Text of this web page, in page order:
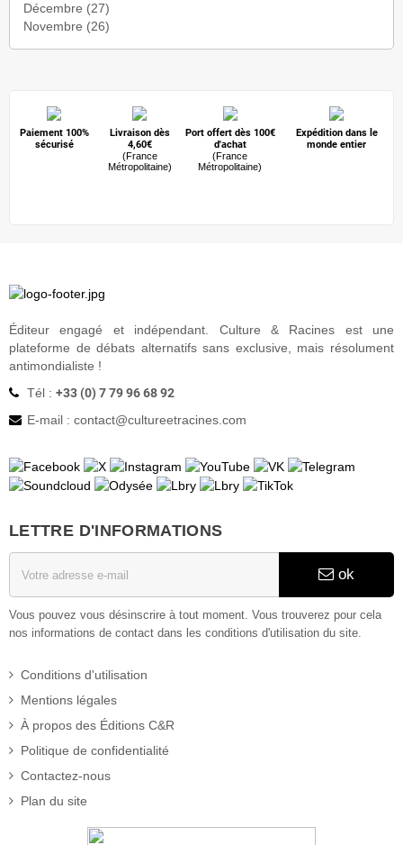
Décembre (27)
Novembre (26)
Juin(31)
Mai(22)
Avril(64)
Septembre(19)
Juillet (26)
Juin(23)
Mai(29)
Avril
(21)
Février (36)
(444)
Décembre(32)
Novembre(35)
Septembre(47)
Avril(44)
Mars(62)
Janvier(37)
2021
(401)
(46)
Novembre(42)
Octobre (31)
Août(28)
Juillet(19)
Paiement 100%
sécurisé
Livraison dès
4,60€
(France
Métropolitaine)
Port offert dès 100€
d'achat
(France
Métropolitaine)
Expédition dans le
monde entier
Éditeur engagé et indépendant. Culture & Racines est une
plateforme de débats alternatifs sans exclusive, mais résolument
antimondialiste !
Tél : +33 (0) 7 79 96 68 92
E-mail : contact@cultureetracines.com
LETTRE D'INFORMATIONS
ok
Vous pouvez vous désinscrire à tout moment. Vous trouverez pour cela
nos informations de contact dans les conditions d'utilisation du site.
Conditions d'utilisation
Mentions légales
À propos des Éditions C&R
Politique de confidentialité
Contactez-nous
Plan du site